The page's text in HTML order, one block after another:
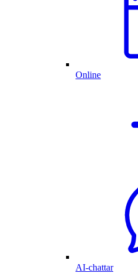
Online
AI-chattar